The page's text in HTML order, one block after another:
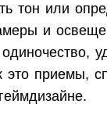
тон или
и
это приемы,